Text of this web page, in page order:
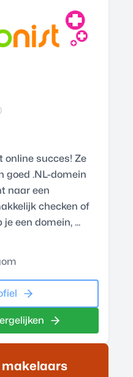
online succes! Ze
goed .NL-domein
naar een
checken of
een domein, ...
makelaars